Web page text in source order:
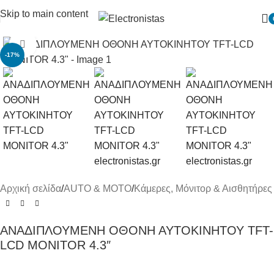
Skip to main content
-17%
Πατήστε για μεγένθυση
Αρχική σελίδα/AUTO & MOTO/Κάμερες, Μόνιτορ & Αισθητήρες
ΑΝΑΔΙΠΛΟΥΜΕΝΗ ΟΘΟΝΗ ΑΥΤΟΚΙΝΗΤΟΥ TFT-
LCD MONITOR 4.3″